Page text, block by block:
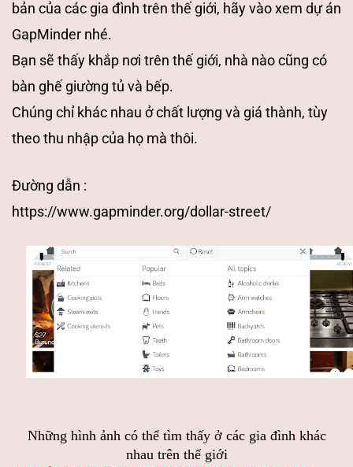
bản của các gia đình trên thế giới, hãy vào xem dự án
GapMinder nhé.
Bạn sẽ thấy khắp nơi trên thế giới, nhà nào cũng có
bàn ghế giường tủ và bếp.
Chúng chỉ khác nhau ở chất lượng và giá thành, tùy
theo thu nhập của họ mà thôi.
Đường dẫn :
https://www.gapminder.org/dollar-street/
Những hình ảnh có thể tìm thấy ở các gia đình khác
nhau trên thế giới